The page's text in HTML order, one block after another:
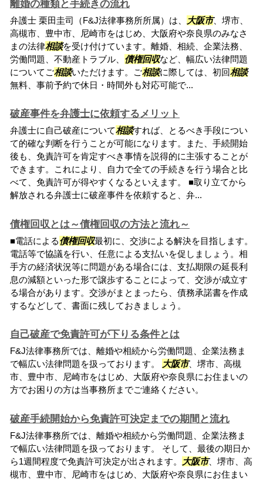
離婚の種類と手続きの流れ
弁護士 栗田圭司（F&J法律事務所所属）は、 大阪市、堺市、
高槻市、豊中市、尼崎市をはじめ、大阪府や奈良県のみなさ
まの法律相談を受け付けています。離婚、相続、企業法務、
労働問題、不動産トラブル、 債権回収など、幅広い法律問題
についてご相談いただけます。ご相談に際しては、初回相談
無料、事前予約で休日・時間外も対応可能で...
破産事件を弁護士に依頼するメリット
弁護士に自己破産について相談すれば、とるべき手段につい
て的確な判断を行うことが可能になります。また、手続開始
後も、免責許可を肯定すべき事情を説得的に主張することが
できます。これにより、自力で全ての手続きを行う場合と比
べて、免責許可が得やすくなるといえます。 ■取り立てから
解放される弁護士に破産事件を依頼すると、弁...
債権回収とは～債権回収の方法と流れ～
■電話による債権回収最初に、交渉による解決を目指します。
電話等で協議を行い、任意による支払いを促しましょう。相
手方の経済状況等に問題がある場合には、支払期限の延長利
息の減額といった形で譲歩することによって、交渉が成立す
る場合があります。交渉がまとまったら、債務承諾書を作成
するなどして、書面に残しておきましょう。
自己破産で免責許可が下りる条件とは
F&J法律事務所では、離婚や相続から労働問題、企業法務ま
で幅広い法律問題を扱っております。
大阪市、堺市、高槻
市、豊中市、尼崎市をはじめ、大阪府や奈良県にお住まいの
方でお困りの方は当事務所までご連絡ください。
破産手続開始から免責許可決定までの期間と流れ
F&J法律事務所では、離婚や相続から労働問題、企業法務ま
で幅広い法律問題を扱っております。 そして、最後の期日か
ら1週間程度で免責許可決定が出されます。
大阪市、堺市、高
槻市、豊中市、尼崎市をはじめ、大阪府や奈良県にお住まい